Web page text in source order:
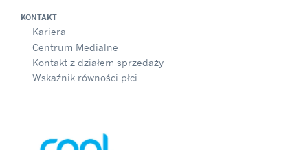
KONTAKT
Kariera
Centrum Medialne
Kontakt z działem sprzedaży
Wskaźnik równości płci